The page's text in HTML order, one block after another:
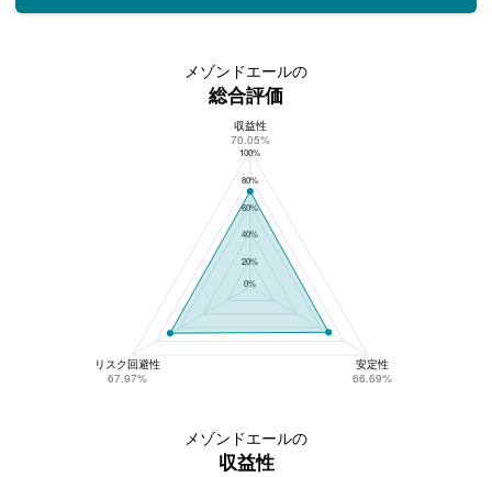
メゾンドエールの
総合評価
メゾンドエールの総合評価
100%
80%
60%
40%
20%
0%
収益性
70.05%
リスク回避性
67.97%
安定性
66.69%
メゾンドエールの
収益性